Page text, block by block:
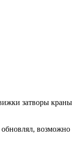
затворы краны
обновлял, возможно